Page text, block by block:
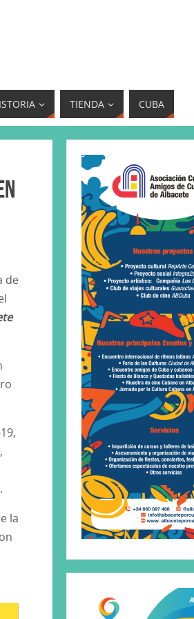
TIENDA CUBA
de
la